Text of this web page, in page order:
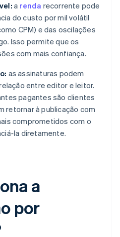
a renda recorrente pode
do custo por mil volátil
CPM) e das oscilações
Isso permite que os
com mais confiança.
as assinaturas podem
entre editor e leitor.
pagantes são clientes
retornar à publicação com
comprometidos com o
la diretamente.
a
por